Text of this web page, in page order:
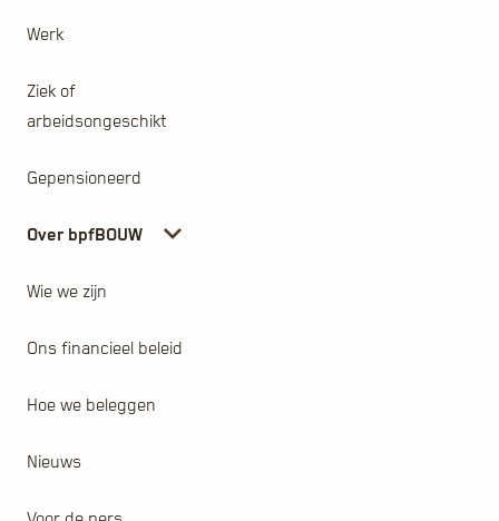
Werk
Ziek of
arbeidsongeschikt
Gepensioneerd
Over bpfBOUW
Wie we zijn
Ons financieel beleid
Hoe we beleggen
Nieuws